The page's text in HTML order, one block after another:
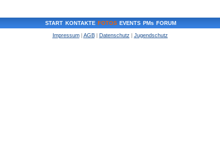
START KONTAKTE FOTOS EVENTS PMs FORUM
Impressum| AGB| Datenschutz | Jugendschutz